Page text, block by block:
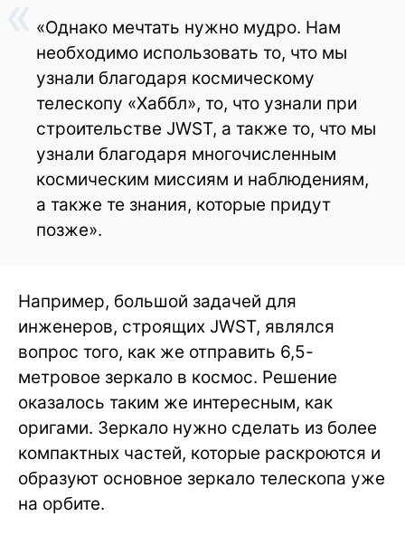
«Однако мечтать нужно мудро. Нам
необходимо использовать то, что мы
узнали благодаря космическому
телескопу «Хаббл», то, что узнали при
строительстве JWST, а также то, что мы
узнали благодаря многочисленным
космическим миссиям и наблюдениям,
а также те знания, которые придут
позже».
Например, большой задачей для
инженеров, строящих JWST, являлся
вопрос того, как же отправить 6,5-
метровое зеркало в космос. Решение
оказалось таким же интересным, как
оригами. Зеркало нужно сделать из более
компактных частей, которые раскроются и
образуют основное зеркало телескопа уже
на орбите.